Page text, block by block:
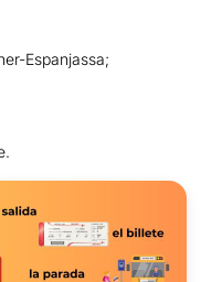
Espanjassa;